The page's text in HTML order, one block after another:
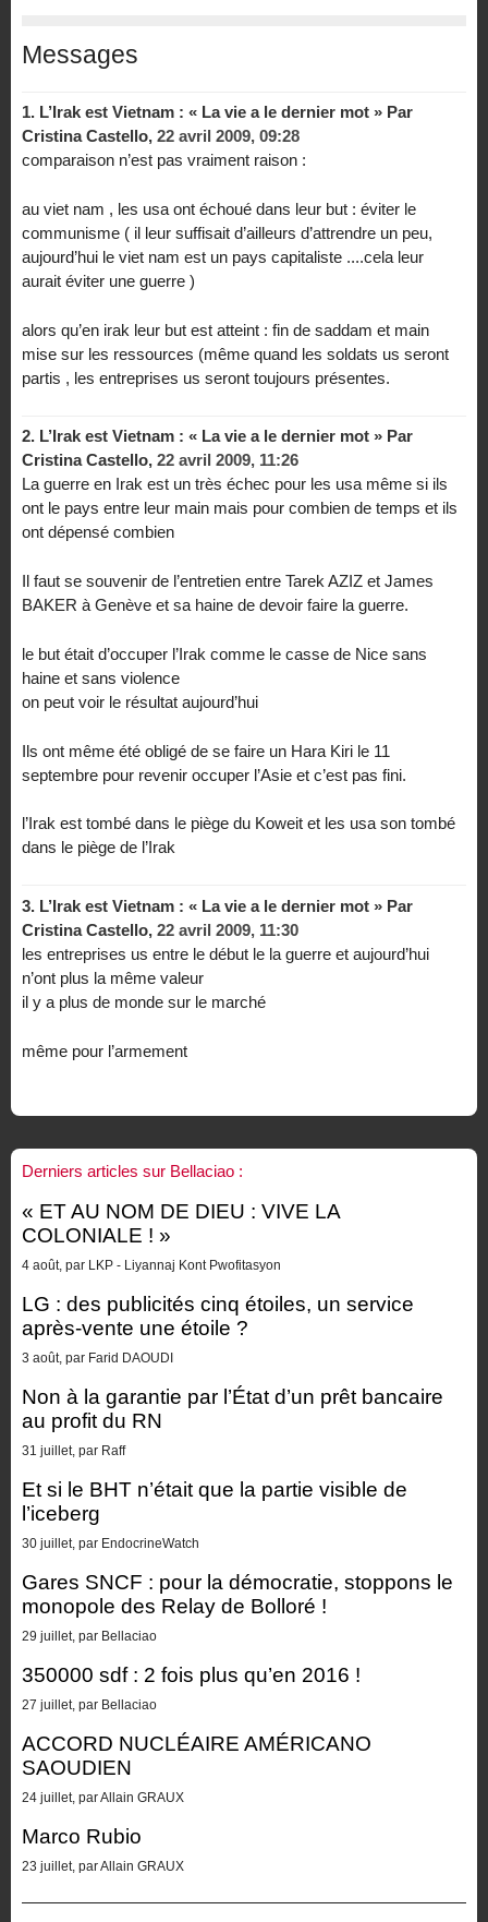
Messages
1. L’Irak est Vietnam : « La vie a le dernier mot » Par
Cristina Castello, 22 avril 2009, 09:28
comparaison n’est pas vraiment raison :
au viet nam , les usa ont échoué dans leur but : éviter le
communisme ( il leur suffisait d’ailleurs d’attrendre un peu,
aujourd’hui le viet nam est un pays capitaliste ....cela leur
aurait éviter une guerre )
alors qu’en irak leur but est atteint : fin de saddam et main
mise sur les ressources (même quand les soldats us seront
partis , les entreprises us seront toujours présentes.
2. L’Irak est Vietnam : « La vie a le dernier mot » Par
Cristina Castello, 22 avril 2009, 11:26
La guerre en Irak est un très échec pour les usa même si ils
ont le pays entre leur main mais pour combien de temps et ils
ont dépensé combien
Il faut se souvenir de l’entretien entre Tarek AZIZ et James
BAKER à Genève et sa haine de devoir faire la guerre.
le but était d’occuper l’Irak comme le casse de Nice sans
haine et sans violence
on peut voir le résultat aujourd’hui
Ils ont même été obligé de se faire un Hara Kiri le 11
septembre pour revenir occuper l’Asie et c’est pas fini.
l’Irak est tombé dans le piège du Koweit et les usa son tombé
dans le piège de l’Irak
3. L’Irak est Vietnam : « La vie a le dernier mot » Par
Cristina Castello, 22 avril 2009, 11:30
les entreprises us entre le début le la guerre et aujourd’hui
n’ont plus la même valeur
il y a plus de monde sur le marché
même pour l’armement
Derniers articles sur Bellaciao :
« ET AU NOM DE DIEU : VIVE LA
COLONIALE ! »
4 août, par LKP - Liyannaj Kont Pwofitasyon
LG : des publicités cinq étoiles, un service
après-vente une étoile ?
3 août, par Farid DAOUDI
Non à la garantie par l’État d’un prêt bancaire
au profit du RN
31 juillet, par Raff
Et si le BHT n’était que la partie visible de
l’iceberg
30 juillet, par EndocrineWatch
Gares SNCF : pour la démocratie, stoppons le
monopole des Relay de Bolloré !
29 juillet, par Bellaciao
350000 sdf : 2 fois plus qu’en 2016 !
27 juillet, par Bellaciao
ACCORD NUCLÉAIRE AMÉRICANO
SAOUDIEN
24 juillet, par Allain GRAUX
Marco Rubio
23 juillet, par Allain GRAUX